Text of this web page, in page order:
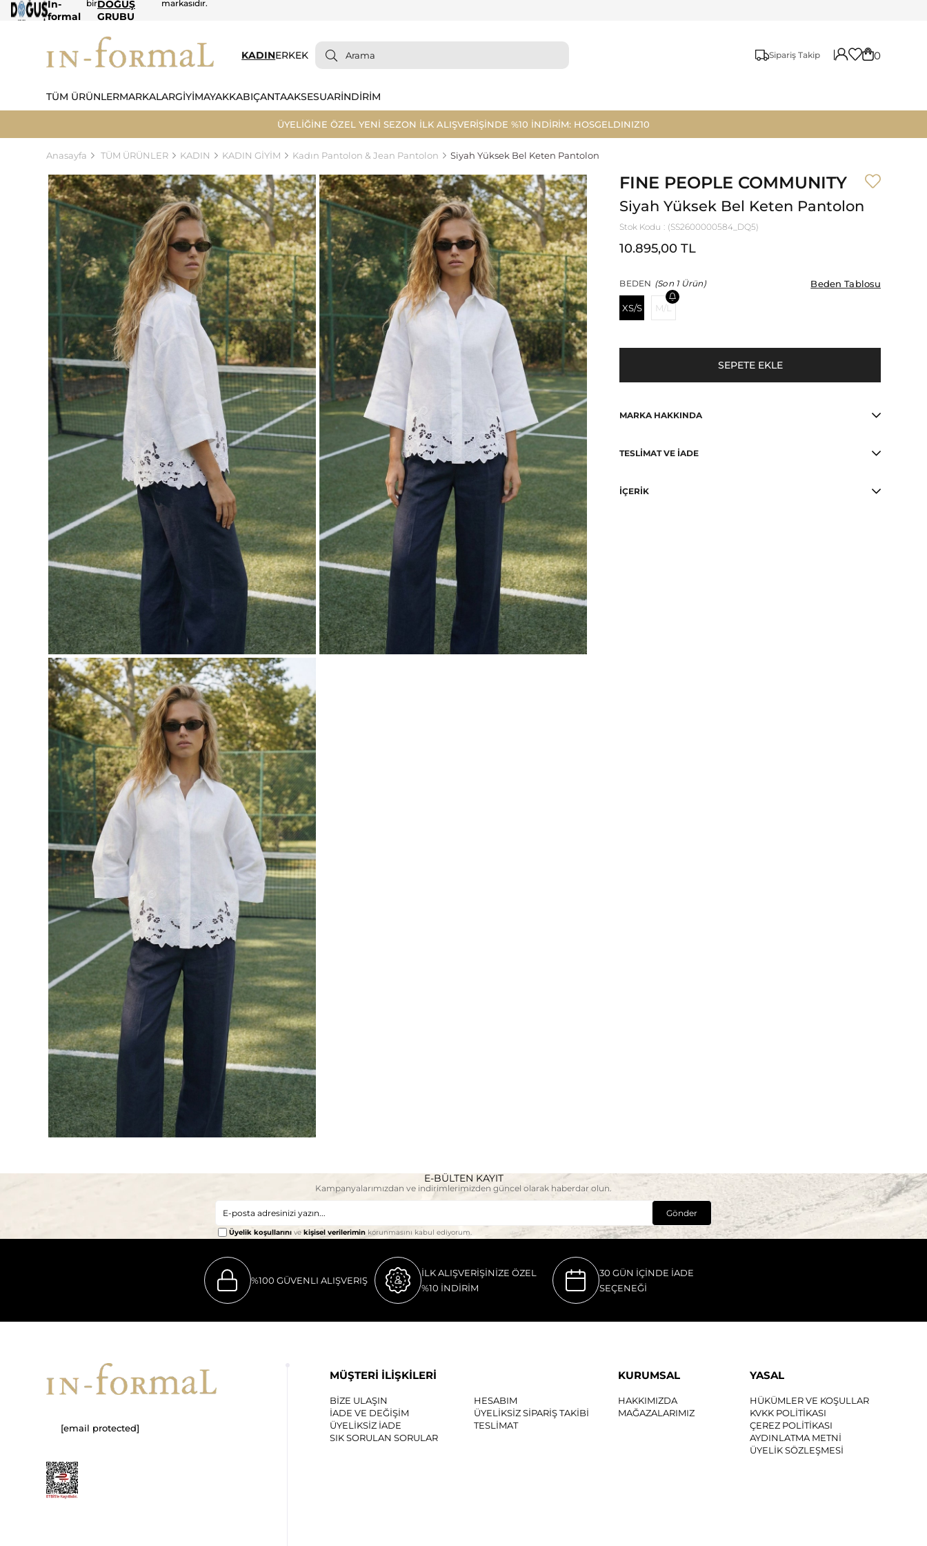
In-
formal
birDOĞUŞ
GRUBU
markasıdır.
KADINERKEK Sipariş Takip 0
TÜM ÜRÜNLERMARKALARGİYİMAYAKKABIÇANTAAKSESUARİNDİRİM
ÜYELİĞİNE ÖZEL YENİ SEZON İLK ALIŞVERİŞİNDE %10 İNDİRİM: HOSGELDINIZ10
Anasayfa TÜM ÜRÜNLER KADIN KADIN GİYİM Kadın Pantolon & Jean Pantolon Siyah Yüksek Bel Keten Pantolon
FINE PEOPLE COMMUNITY
Siyah Yüksek Bel Keten Pantolon
Stok Kodu (SS2600000584_DQ5)
10.895,00 TL
BEDEN (Son 1 Ürün) Beden Tablosu
Beden Tablosu
XS/S M/L
MARKA HAKKINDA
TESLIMAT VE İADE
İÇERIK
E-BÜLTEN KAYIT
Kampanyalarımızdan ve indirimlerimizden güncel olarak haberdar olun.
Gönder
Üyelik koşullarını ve kişisel verilerimin korunmasını kabul ediyorum.
%100 GÜVENLI ALIŞVERIŞ
İLK ALIŞVERİŞİNİZE ÖZEL
%10 İNDİRİM
30 GÜN İÇİNDE İADE
SEÇENEĞİ
[email protected]
MÜŞTERİ İLİŞKİLERİ
BİZE ULAŞIN
HESABIM
İADE VE DEĞİŞİM
ÜYELİKSİZ SİPARİŞ TAKİBİ
ÜYELİKSİZ İADE
TESLİMAT
SIK SORULAN SORULAR
KURUMSAL
HAKKIMIZDA
MAĞAZALARIMIZ
YASAL
HÜKÜMLER VE KOŞULLAR
KVKK POLİTİKASI
ÇEREZ POLİTİKASI
AYDINLATMA METNİ
ÜYELİK SÖZLEŞMESİ